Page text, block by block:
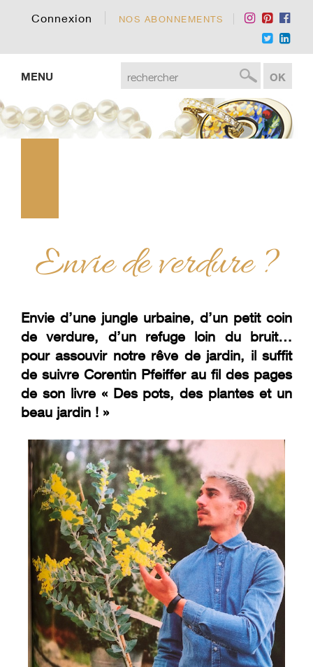
Connexion NOS ABONNEMENTS
MENU
Envie de verdure ?
Envie d’une jungle urbaine, d’un petit coin
de verdure, d’un refuge loin du bruit…
pour assouvir notre rêve de jardin, il suffit
de suivre Corentin Pfeiffer au fil des pages
de son livre « Des pots, des plantes et un
beau jardin ! »